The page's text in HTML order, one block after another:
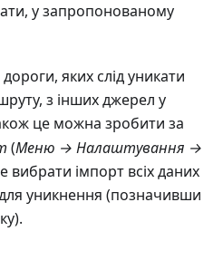
у запропонованому
дороги, яких слід уникати
з інших джерел у
це можна зробити за
(Меню → Налаштування →
вибрати імпорт всіх даних
уникнення (позначивши